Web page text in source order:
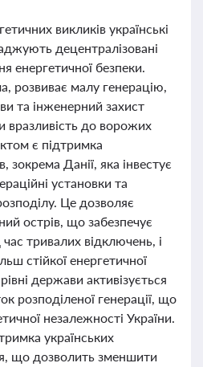
викликів українські
децентралізовані
енергетичної безпеки.
розвиває малу генерацію,
та інженерний захист
вразливість до ворожих
є підтримка
зокрема Данії, яка інвестує
установки та
Це дозволяє
острів, що забезпечує
тривалих відключень, і
стійкої енергетичної
держави активізується
розподіленої генерації, що
незалежності України.
українських
що дозволить зменшити